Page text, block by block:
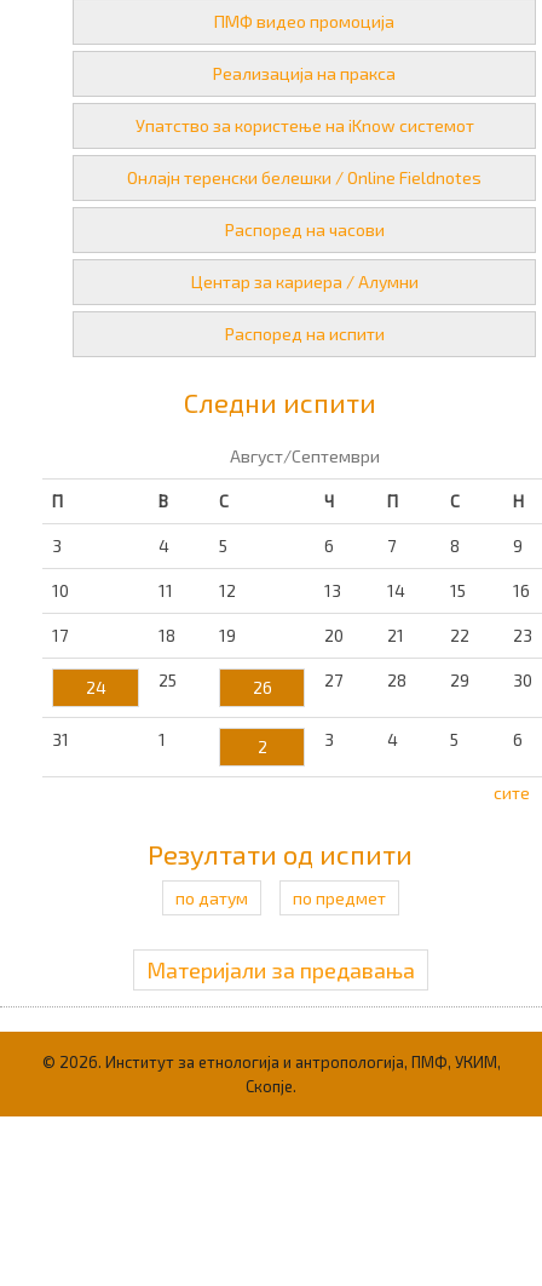
ПМФ видео промоција
Реализација на пракса
Упатство за користење на iKnow системот
Онлајн теренски белешки / Online Fieldnotes
Распоред на часови
Центар за кариера / Алумни
Распоред на испити
Следни испити
Август/Септември
П В С Ч П С Н
3 4 5 6 7 8 9
10 11 12 13 14 15 16
17 18 19 20 21 22 23
24 25 26 27 28 29 30
31 1 2 3 4 5 6
сите
Резултати од испити
по датум по предмет
Материјали за предавања
© 2026. Институт за етнологија и антропологија, ПМФ, УКИМ,
Скопје.